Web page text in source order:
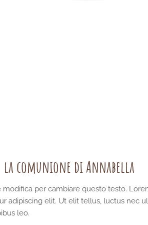
la comunione di Annabella
modifica per cambiare questo testo.
adipiscing elit. Ut elit tellus, luctus nec
leo.